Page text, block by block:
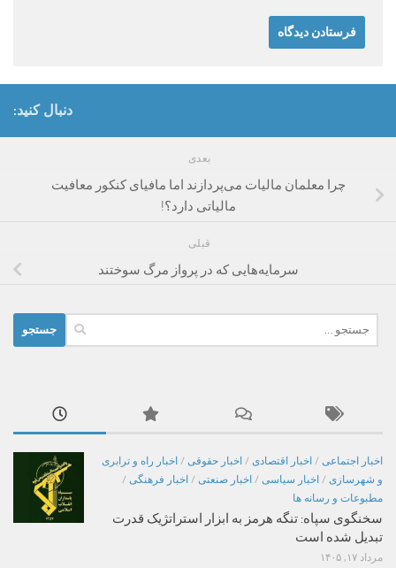
دنبال کنید:
بعدی
چرا معلمان مالیات می‌پردازند اما مافیای کنکور معافیت
مالیاتی دارد؟!
قبلی
سرمایه‌هایی که در ‌پرواز مرگ‌ سوختند‌
برای:
اخبار اجتماعی / اخبار اقتصادی / اخبار حقوقی / اخبار راه و ترابری
و شهرسازی / اخبار سیاسی / اخبار صنعتی / اخبار فرهنگی /
مطبوعات و رسانه ها
سخنگوی سپاه: تنگه هرمز به ابزار استراتژیک قدرت
تبدیل شده است
مرداد ۱۷, ۱۴۰۵